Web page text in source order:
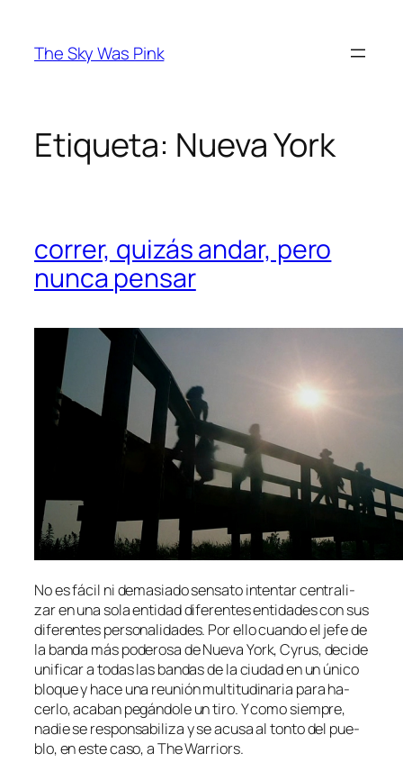
contenido
The Sky Was Pink
Etiqueta: Nueva York
correr, quizás andar, pero
nunca pensar
No es fá­cil ni de­ma­sia­do sen­sa­to in­ten­tar cen­tra­li­
zar en una so­la en­ti­dad di­fe­ren­tes en­ti­da­des con sus
di­fe­ren­tes per­so­na­li­da­des. Por ello cuan­do el je­fe de
la ban­da más po­de­ro­sa de Nueva York, Cyrus, de­ci­de
uni­fi­car a to­das las ban­das de la ciu­dad en un úni­co
blo­que y ha­ce una reu­nión mul­ti­tu­di­na­ria pa­ra ha­
cer­lo, aca­ban pe­gán­do­le un ti­ro. Y co­mo siem­pre,
na­die se res­pon­sa­bi­li­za y se acu­sa al ton­to del pue­
blo, en es­te ca­so, a The Warriors.